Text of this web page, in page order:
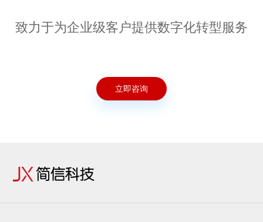
致力于为企业级客户提供数字化转型服务
立即咨询